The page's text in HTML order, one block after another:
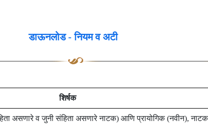
डाऊनलोड - नियम व अटी
शिर्षक
असणारे व जुनी संहिता असणारे नाटक) आणि प्रायोगिक (नवीन),